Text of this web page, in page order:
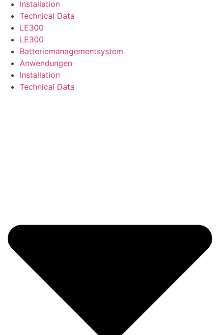
Installation
Technical Data
LE300
LE300
Batteriemanagementsystem
Anwendungen
Installation
Technical Data